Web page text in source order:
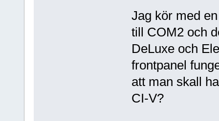
Jag kör med
till COM2 och
DeLuxe och
frontpanel
att man skall
CI-V?